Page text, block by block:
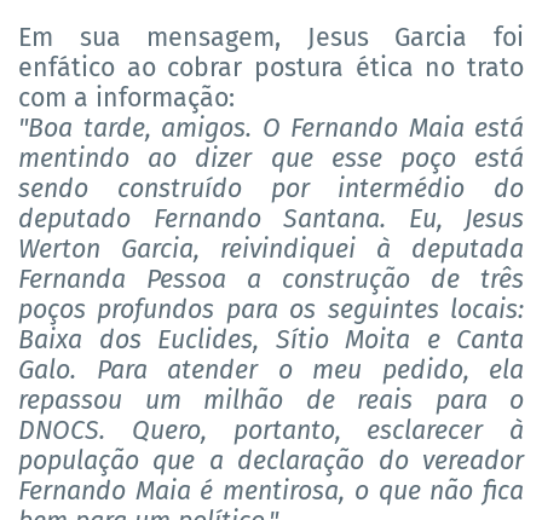
Em sua mensagem, Jesus Garcia foi
enfático ao cobrar postura ética no trato
com a informação:
"Boa tarde, amigos. O Fernando Maia está
mentindo ao dizer que esse poço está
sendo construído por intermédio do
deputado Fernando Santana. Eu, Jesus
Werton Garcia, reivindiquei à deputada
Fernanda Pessoa a construção de três
poços profundos para os seguintes locais:
Baixa dos Euclides, Sítio Moita e Canta
Galo. Para atender o meu pedido, ela
repassou um milhão de reais para o
DNOCS. Quero, portanto, esclarecer à
população que a declaração do vereador
Fernando Maia é mentirosa, o que não fica